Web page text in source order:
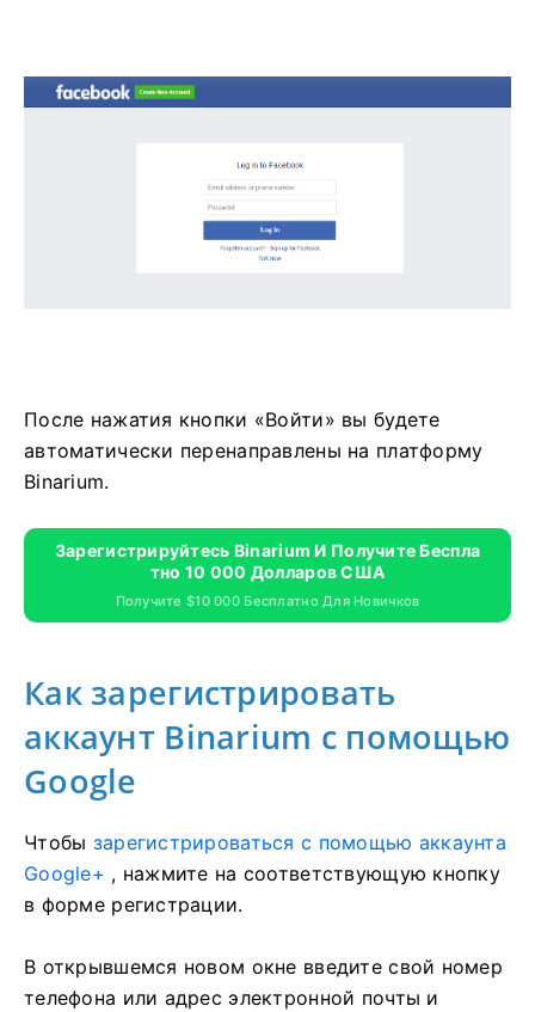
После нажатия кнопки «Войти» вы будете
автоматически перенаправлены на платформу
Binarium.
Зарегистрируйтесь Binarium И Получите Беспла
Тно 10 000 Долларов США
Получите $10 000 Бесплатно Для Новичков
Как зарегистрировать
аккаунт Binarium с помощью
Google
Чтобы зарегистрироваться с помощью аккаунта
Google+ , нажмите на соответствующую кнопку
в форме регистрации.
В открывшемся новом окне введите свой номер
телефона или адрес электронной почты и